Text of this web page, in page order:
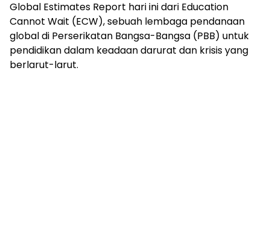
Global Estimates Report hari ini dari Education
Cannot Wait (ECW), sebuah lembaga pendanaan
global di Perserikatan Bangsa-Bangsa (PBB) untuk
pendidikan dalam keadaan darurat dan krisis yang
berlarut-larut.